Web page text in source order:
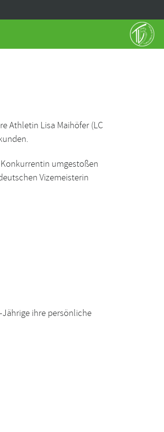
Athletin Lisa Maihöfer (LC
umgestoßen
Vizemeisterin
Jährige ihre persönliche